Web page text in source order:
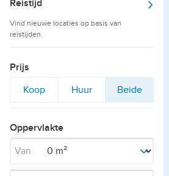
Reistijd
Vind nieuwe locaties op basis van
reistijden.
Prijs
Filter
Koop
Filter
Huur
Filter
op
Beide
Oppervlakte
Van